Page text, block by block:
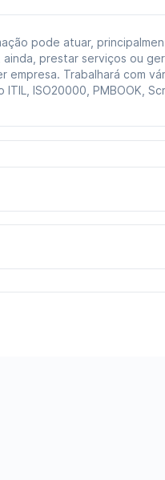
pode atuar,
prestar serviços ou
Trabalhará com
ISO20000, PMBOOK,